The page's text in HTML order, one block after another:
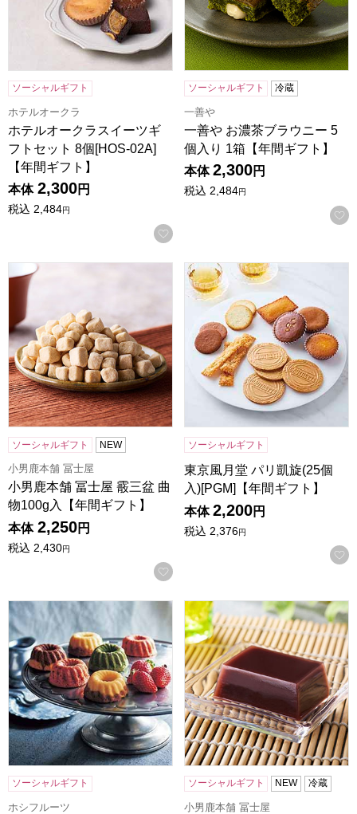
ソーシャルギフト
ホテルオークラ
ホテルオークラスイーツギ
フトセット 8個[HOS-02A]
【年間ギフト】
本体 2,300円
税込 2,484円
お気に入りに登録する
ソーシャルギフト 冷蔵
一善や
一善や お濃茶ブラウニー 5
個入り 1箱【年間ギフト】
本体 2,300円
税込 2,484円
小男鹿本舗 冨士屋 霰三盆 曲物100g入【年間ギフト】
ソーシャルギフト NEW
小男鹿本舗 冨士屋
小男鹿本舗 冨士屋 霰三盆 曲
物100g入【年間ギフト】
本体 2,250円
税込 2,430円
お気に入りに登録する
東京風月堂 パリ凱旋(25個入
ソーシャルギフト
東京風月堂 パリ凱旋(25個
入)[PGM]【年間ギフト】
本体 2,200円
税込 2,376円
ホシフルーツ 果実のミニョン・ド・クグロフ 6個[HFX-02A]
ソーシャルギフト
ホシフルーツ
小男鹿本舗 冨士屋 水羊羹 6
ソーシャルギフト NEW 冷蔵
小男鹿本舗 冨士屋